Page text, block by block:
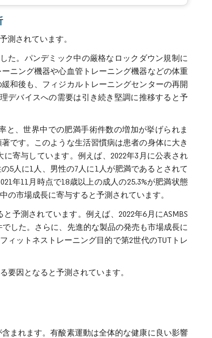
測されています。
た。パンデミック中の厳格なロックダウン規制に
ニング機器や心血管トレーニング機器などの体重
和後も、フィジカルトレーニングセンターの再開
デバイスへの需要は引き続き堅調に推移すると予
、世界中での肥満手術件数の増加が挙げられま
です。このような生活習慣病は患者の身体に大き
寄与しています。例えば、2022年3月に公表され
5人に1人、男性の7人に1人が肥満であるとされて
年11月時点で18歳以上の成人の25.3%が肥満状態
市場成長に寄与すると予測されています。
予測されています。例えば、2022年6月にASMBS
した。さらに、先進的な製品の発売も市場成長に
ィットネストレーニング目的で第2世代のTUTトレ
要因となると予測されています。
まれます。有酸素運動は全体的な健康に良い影響